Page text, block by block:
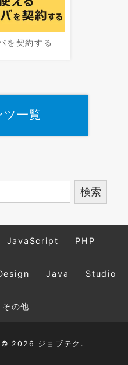
を契約する
ツ一覧
JavaScript PHP
Java Studio
その他
© 2026 ジョブテク.